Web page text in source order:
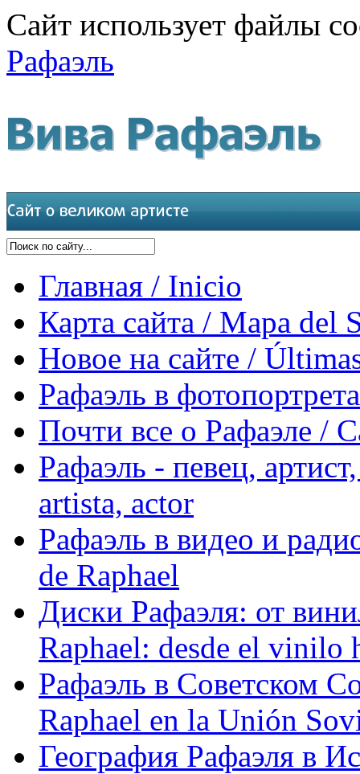
Сайт использует файлы
Рафаэль
Главная / Inicio
Карта сайта / Mapa del
Новое на сайте /
Рафаэль в
Почти все о Рафаэле /
Рафаэль - певец,
artista, actor
Рафаэль в видео и
de Raphael
Диски Рафаэля: от
Raphael: desde el vinilo
Рафаэль в Советском
Raphael en la Unión
География Рафаэля в